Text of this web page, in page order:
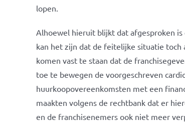
lopen.
Alhoewel hieruit blijkt dat afgesproken is
kan het zijn dat de feitelijke situatie toch
komen vast te staan dat de
toe te bewegen de voorgeschreven
huurkoopovereenkomsten met een
maakten volgens de rechtbank dat er
en de franchisenemers ook niet meer